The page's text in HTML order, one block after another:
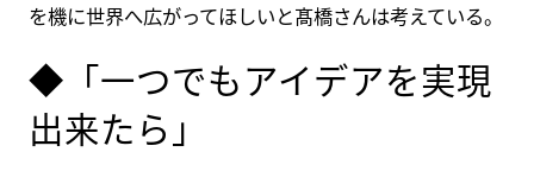
を機に世界へ広がってほしいと髙橋さんは考えている。
◆「一つでもアイデアを実現
出来たら」